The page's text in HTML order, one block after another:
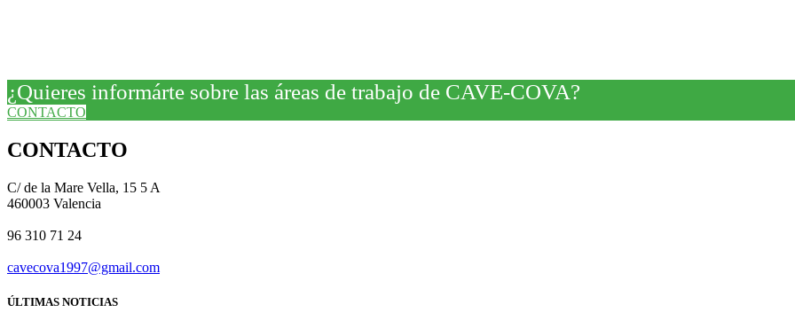
¿Quieres informárte sobre las áreas de trabajo de CAVE-COVA?
CONTACTO
CONTACTO
C/ de la Mare Vella, 15 5 A
460003 Valencia
96 310 71 24
cavecova1997@gmail.com
ÚLTIMAS NOTICIAS